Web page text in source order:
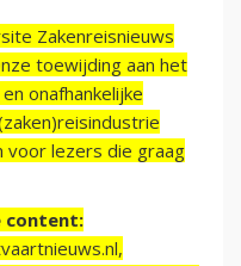
Zakenreisnieuws
toewijding aan het
onafhankelijke
voor lezers die graag
content: